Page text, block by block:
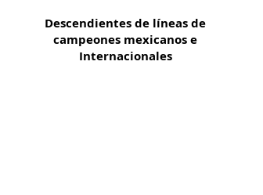
Descendientes de líneas de
campeones mexicanos e
Internacionales